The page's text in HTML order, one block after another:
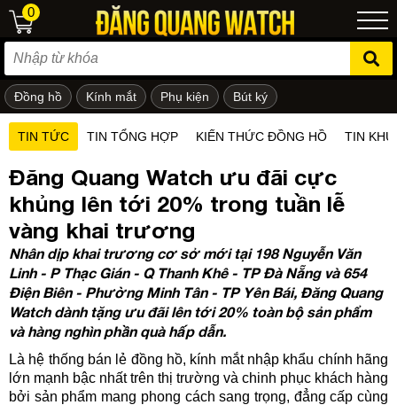
em
0
Đồng hồ Kính mắt Phụ kiện Bút ký
TIN TỨC TIN TỔNG HỢP KIẾN THỨC ĐỒNG HỒ TIN
Đăng Quang Watch ưu đãi cực
khủng lên tới 20% trong tuần lễ
vàng khai trương
Nhân dịp khai trương cơ sở mới tại 198 Nguyễn Văn
Linh - P Thạc Gián - Q Thanh Khê - TP Đà Nẵng và 654
Điện Biên - Phường Minh Tân - TP Yên Bái, Đăng Quang
Watch dành tặng ưu đãi lên tới 20% toàn bộ sản phẩm
và hàng nghìn phần quà hấp dẫn.
Là hệ thống bán lẻ đồng hồ, kính mắt nhập khẩu chính hãng
lớn mạnh bậc nhất trên thị trường và chinh phục khách hàng
bởi sản phẩm mang phong cách sang trọng, đẳng cấp cùng